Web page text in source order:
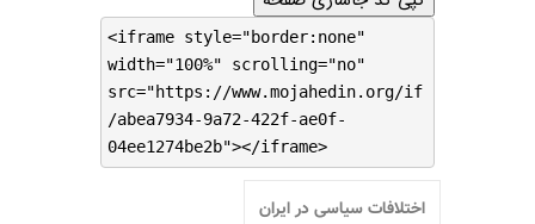
<iframe style="border:none"
width="100%" scrolling="no"
src="https://www.mojahedin.org/if
/abea7934-9a72-422f-ae0f-
04ee1274be2b"></iframe>
اختلافات سیاسی در ایران